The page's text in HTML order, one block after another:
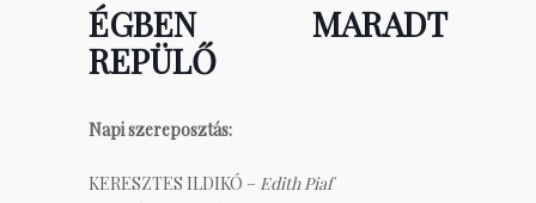
ÉGBEN MARADT
REPÜLŐ
Napi szereposztás:
KERESZTES ILDIKÓ – Edith Piaf